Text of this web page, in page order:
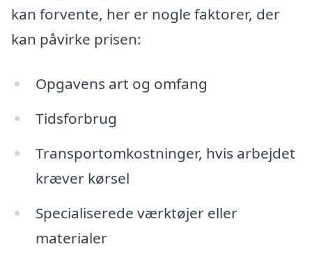
kan forvente, her er nogle faktorer, der
kan påvirke prisen:
Opgavens art og omfang
Tidsforbrug
Transportomkostninger, hvis arbejdet
kræver kørsel
Specialiserede værktøjer eller
materialer